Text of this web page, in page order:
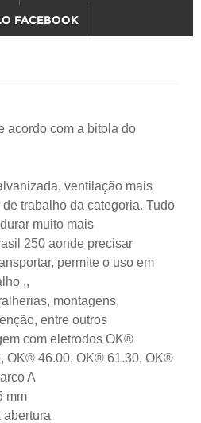
FACEBOOK
acordo com a bitola do
ventilação mais
trabalho da categoria. Tudo
muito mais
250 aonde precisar
permite o uso em
,,
montagens,
entre outros
com eletrodos OK®
OK® 46.00, OK® 61.30, OK®
A
mm
abertura